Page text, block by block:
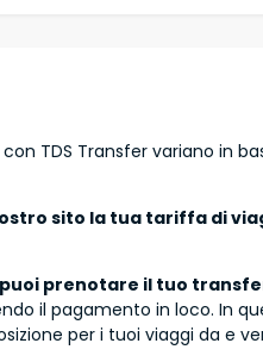
TDS Transfer variano in
sito la tua tariffa di
puoi prenotare il tuo
il pagamento in loco. In
per i tuoi viaggi da e